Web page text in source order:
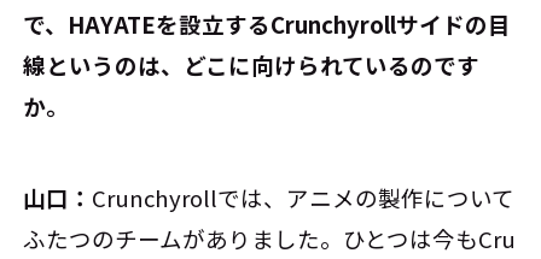
で、HAYATEを設立するCrunchyrollサイドの目
線というのは、どこに向けられているのです
か。
山口： Crunchyrollでは、アニメの製作について
ふたつのチームがありました。ひとつは今もCru